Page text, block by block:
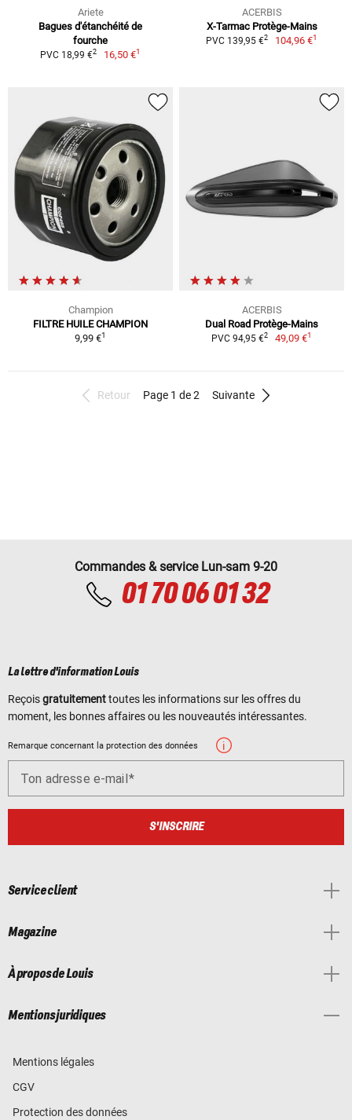
Ariete
Bagues d'étanchéité de
fourche
PVC 18,99 €2 16,50 €1
ACERBIS
X-Tarmac Protège-Mains
PVC 139,95 €2 104,96 €1
Champion
FILTRE HUILE CHAMPION
9,99 €1
ACERBIS
Dual Road Protège-Mains
PVC 94,95 €2 49,09 €1
Retour Page 1 de 2 Suivante
Commandes & service Lun-sam 9-20
01 70 06 01 32
La lettre d'information Louis
Reçoisgratuitementtoutes les informations sur les offres du
moment, les bonnes affaires ou les nouveautés intéressantes.
Remarque concernant la protection des données
Ton adresse e-mail
S'INSCRIRE
Service client
Magazine
À propos de Louis
Mentions juridiques
Mentions légales
CGV
Protection des données